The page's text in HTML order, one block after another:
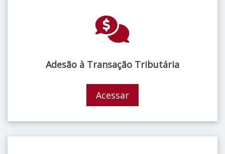
Adesão à Transação Tributária
Acessar